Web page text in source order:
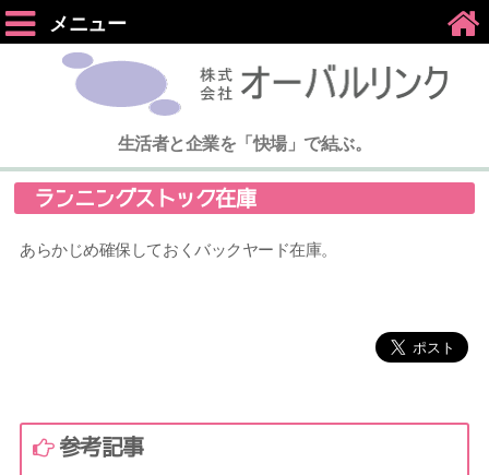
メニュー
生活者と企業を「快場」で結ぶ。
ランニングストック在庫
あらかじめ確保しておくバックヤード在庫。
参考記事